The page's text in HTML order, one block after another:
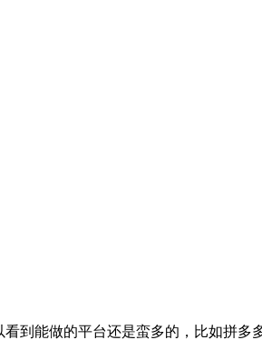
到能做的平台还是蛮多的，比如拼多